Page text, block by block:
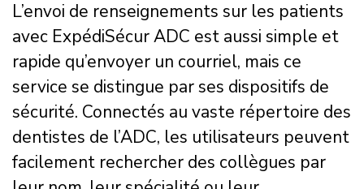
L’envoi de renseignements sur les patients
avec ExpédiSécur ADC est aussi simple et
rapide qu’envoyer un courriel, mais ce
service se distingue par ses dispositifs de
sécurité. Connectés au vaste répertoire des
dentistes de l’ADC, les utilisateurs peuvent
facilement rechercher des collègues par